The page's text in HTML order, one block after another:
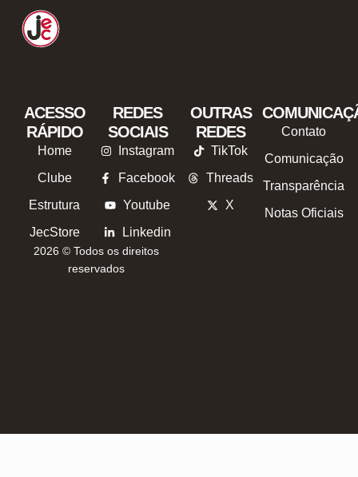
ACESSO
RÁPIDO
Home
Clube
Estrutura
JecStore
REDES
SOCIAIS
Instagram
Facebook
Youtube
Linkedin
OUTRAS
REDES
TikTok
Threads
X
Contato
Comunicação
Transparência
Notas Oficiais
2026 © Todos os direitos
reservados